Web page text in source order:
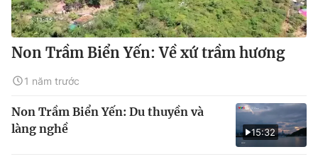
Non Trầm Biển Yến: Về xứ trầm hương
1 năm trước
15:32
Non Trầm Biển Yến: Du thuyền và
làng nghề